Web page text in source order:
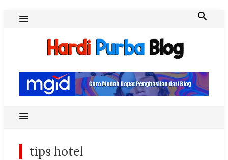
tips hotel